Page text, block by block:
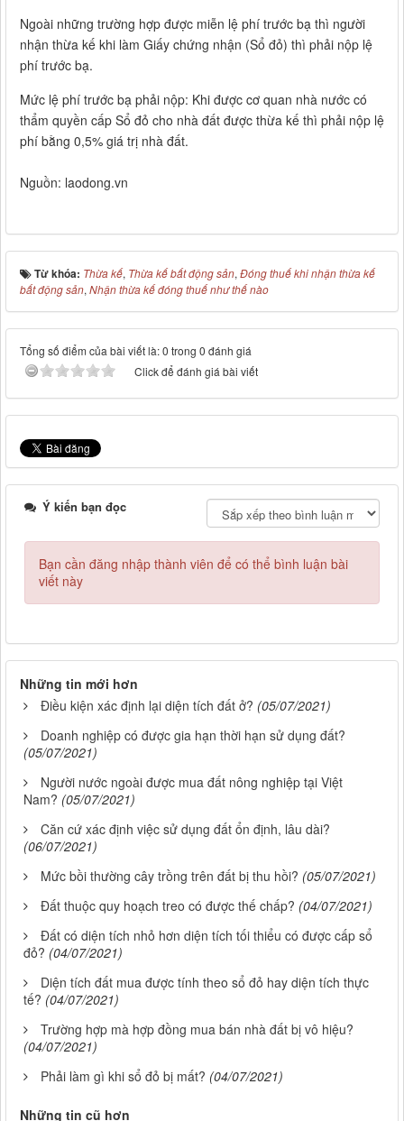
Ngoài những trường hợp được miễn lệ phí trước bạ thì người
nhận thừa kế khi làm Giấy chứng nhận (Sổ đỏ) thì phải nộp lệ
phí trước bạ.
Mức lệ phí trước bạ phải nộp: Khi được cơ quan nhà nước có
thẩm quyền cấp Sổ đỏ cho nhà đất được thừa kế thì phải nộp lệ
phí bằng 0,5% giá trị nhà đất.
Nguồn: laodong.vn
Từ khóa: Thừa kế, Thừa kế bất động sản, Đóng thuế khi nhận thừa kế
bất động sản, Nhận thừa kế đóng thuế như thế nào
Tổng số điểm của bài viết là: 0 trong 0 đánh giá
Click để đánh giá bài viết
Ý kiến bạn đọc
Bạn cần đăng nhập thành viên để có thể bình luận bài
viết này
Những tin mới hơn
Điều kiện xác định lại diện tích đất ở? (05/07/2021)
Doanh nghiệp có được gia hạn thời hạn sử dụng đất?
(05/07/2021)
Người nước ngoài được mua đất nông nghiệp tại Việt
Nam? (05/07/2021)
Căn cứ xác định việc sử dụng đất ổn định, lâu dài?
(06/07/2021)
Mức bồi thường cây trồng trên đất bị thu hồi? (05/07/2021)
Đất thuộc quy hoạch treo có được thế chấp? (04/07/2021)
Đất có diện tích nhỏ hơn diện tích tối thiểu có được cấp sổ
đỏ? (04/07/2021)
Diện tích đất mua được tính theo sổ đỏ hay diện tích thực
tế? (04/07/2021)
Trường hợp mà hợp đồng mua bán nhà đất bị vô hiệu?
(04/07/2021)
Phải làm gì khi sổ đỏ bị mất? (04/07/2021)
Những tin cũ hơn